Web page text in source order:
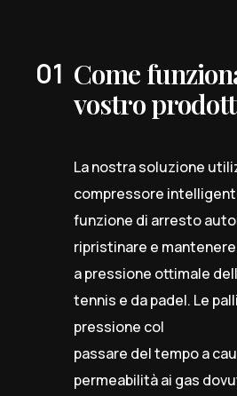
Come
vostro
La nostra soluzione
compressore
funzione di arresto
ripristinare e mantenere
a pressione ottimale
tennis e da padel. Le
pressione col
passare del tempo a
permeabilità ai gas